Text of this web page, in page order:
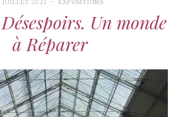
JUILLET 2021 EXPOSITIONS
Un monde
à Réparer